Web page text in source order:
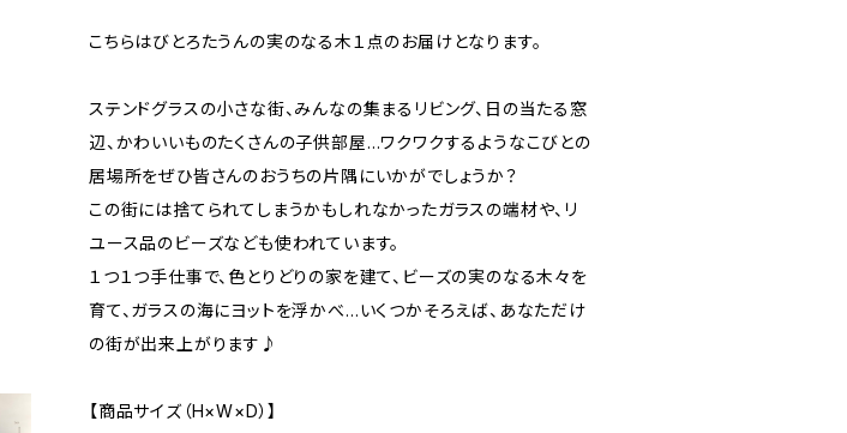
こちらはびとろたうんの実のなる木１点のお届けとなります。
ステンドグラスの小さな街、みんなの集まるリビング、日の当たる窓
辺、かわいいものたくさんの子供部屋…ワクワクするようなこびとの
居場所をぜひ皆さんのおうちの片隅にいかがでしょうか？
この街には捨てられてしまうかもしれなかったガラスの端材や、リ
ユース品のビーズなども使われています。
１つ１つ手仕事で、色とりどりの家を建て、ビーズの実のなる木々を
育て、ガラスの海にヨットを浮かべ…いくつかそろえば、あなただけ
の街が出来上がります♪
【商品サイズ（H×W×D）】